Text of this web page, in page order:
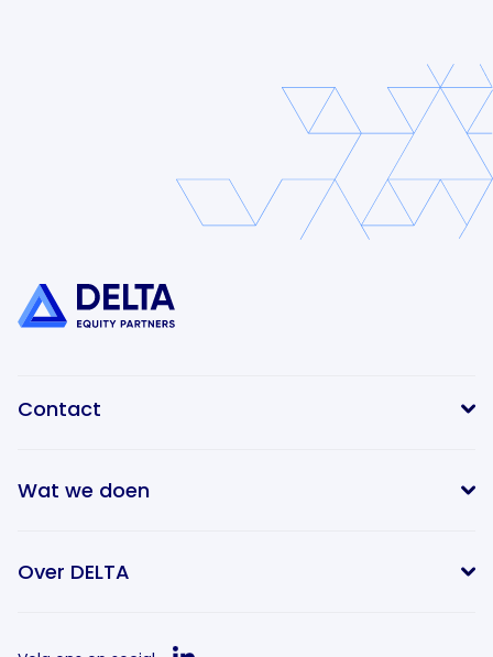
Contact
Wat we doen
Over DELTA